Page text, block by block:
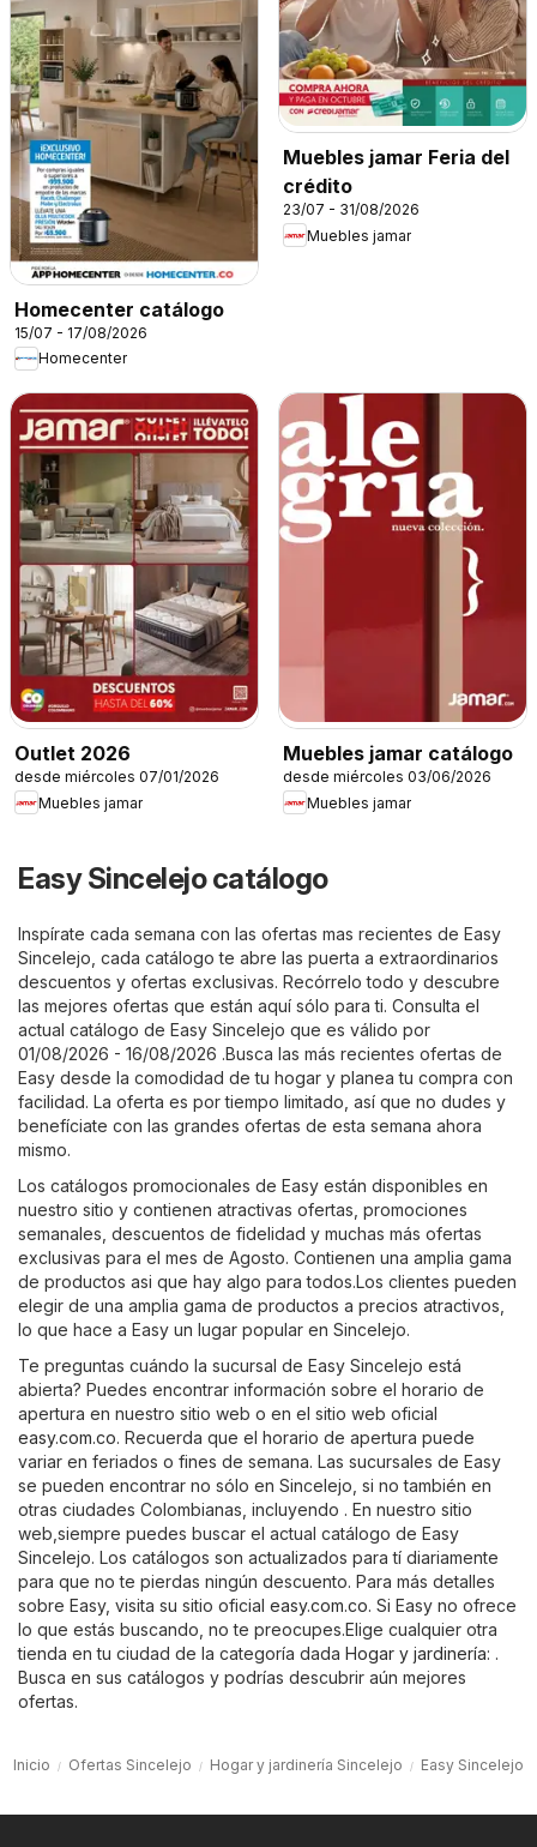
Homecenter catálogo
15/07 - 17/08/2026
Homecenter
Muebles jamar Feria del
crédito
23/07 - 31/08/2026
Muebles jamar
Outlet 2026
desde miércoles 07/01/2026
Muebles jamar
Muebles jamar catálogo
desde miércoles 03/06/2026
Muebles jamar
Easy Sincelejo catálogo
Inspírate cada semana con las ofertas mas recientes de Easy
Sincelejo, cada catálogo te abre las puerta a extraordinarios
descuentos y ofertas exclusivas. Recórrelo todo y descubre
las mejores ofertas que están aquí sólo para ti. Consulta el
actual catálogo de Easy Sincelejo que es válido por
01/08/2026 - 16/08/2026 .Busca las más recientes ofertas de
Easy desde la comodidad de tu hogar y planea tu compra con
facilidad. La oferta es por tiempo limitado, así que no dudes y
benefíciate con las grandes ofertas de esta semana ahora
mismo.
Los catálogos promocionales de Easy están disponibles en
nuestro sitio y contienen atractivas ofertas, promociones
semanales, descuentos de fidelidad y muchas más ofertas
exclusivas para el mes de Agosto. Contienen una amplia gama
de productos asi que hay algo para todos.Los clientes pueden
elegir de una amplia gama de productos a precios atractivos,
lo que hace a Easy un lugar popular en Sincelejo.
Te preguntas cuándo la sucursal de Easy Sincelejo está
abierta? Puedes encontrar información sobre el horario de
apertura en nuestro sitio web o en el sitio web oficial
easy.com.co. Recuerda que el horario de apertura puede
variar en feriados o fines de semana. Las sucursales de Easy
se pueden encontrar no sólo en Sincelejo, si no también en
otras ciudades Colombianas, incluyendo . En nuestro sitio
web,siempre puedes buscar el actual catálogo de Easy
Sincelejo. Los catálogos son actualizados para tí diariamente
para que no te pierdas ningún descuento. Para más detalles
sobre Easy, visita su sitio oficial easy.com.co. Si Easy no ofrece
lo que estás buscando, no te preocupes.Elige cualquier otra
tienda en tu ciudad de la categoría dada Hogar y jardinería: .
Busca en sus catálogos y podrías descubrir aún mejores
ofertas.
Inicio Ofertas Sincelejo Hogar y jardinería Sincelejo Easy Sincelejo